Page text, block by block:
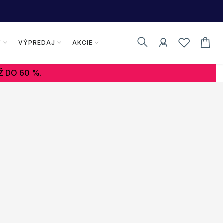
VÝPREDAJ AKCIE
DO 60 %.